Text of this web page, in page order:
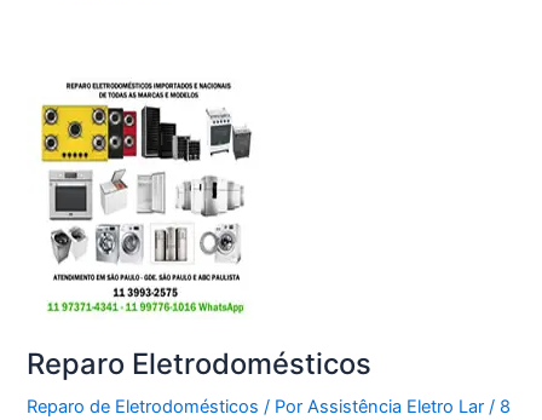
Reparo Eletrodomésticos
Reparo de Eletrodomésticos / PorAssistência Eletro Lar/ 8